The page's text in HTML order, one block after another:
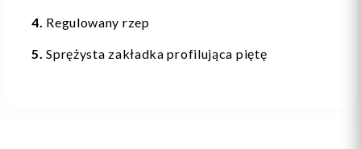
4. Regulowany rzep
5.Sprężysta zakładka profilująca piętę